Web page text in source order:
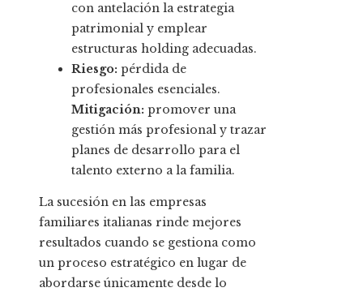
con antelación la estrategia
patrimonial y emplear
estructuras holding adecuadas.
Riesgo: pérdida de
profesionales esenciales.
Mitigación: promover una
gestión más profesional y trazar
planes de desarrollo para el
talento externo a la familia.
La sucesión en las empresas
familiares italianas rinde mejores
resultados cuando se gestiona como
un proceso estratégico en lugar de
abordarse únicamente desde lo